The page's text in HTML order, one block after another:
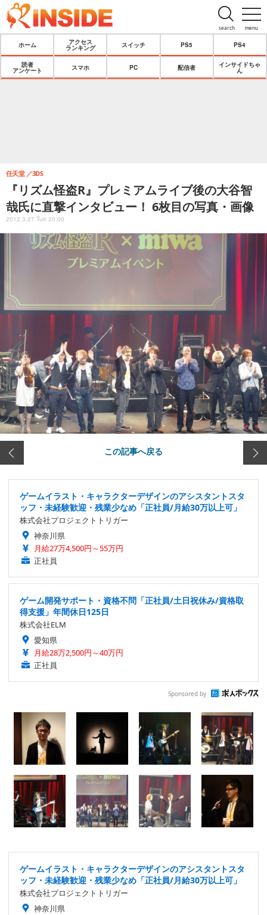
menu
search
ホーム
アクセス
ランキング
スイッチ PS5 PS4
読者
アンケート
スマホ PC 配信者
インサイドちゃ
ん
『リズム怪盗R』プレミアムライブ後の大谷智
哉氏に直撃インタビュー！ 6枚目の写真・画像
任天堂 3DS
2012.3.27 Tue 20:00
この記事へ戻る
ゲームイラスト・キャラクターデザインのアシスタントスタ
ッフ・未経験歓迎・残業少なめ「正社員/月給30万以上可」
株式会社プロジェクトトリガー
神奈川県
月給27万4,500円～55万円
正社員
ゲーム開発サポート・資格不問「正社員/土日祝休み/資格取
得支援」年間休日125日
株式会社ELM
愛知県
月給28万2,500円～40万円
正社員
Sponsored by
ゲームイラスト・キャラクターデザインのアシスタントスタ
ッフ・未経験歓迎・残業少なめ「正社員/月給30万以上可」
株式会社プロジェクトトリガー
神奈川県